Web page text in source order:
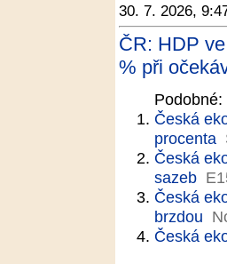
30. 7. 2026,
ČR: HDP
% při
Podobné:
Česká
procenta
Česká
sazeb
Česká
brzdou
Česká